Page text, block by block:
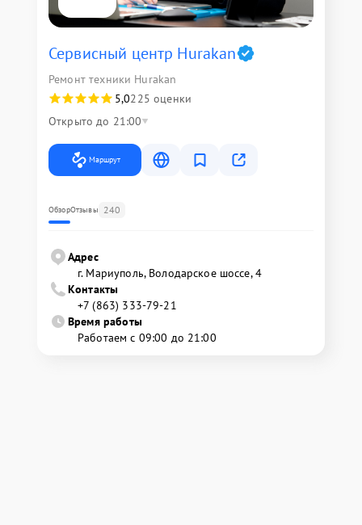
Сервисный центр Hurakan
Ремонт техники Hurakan
5,0225 оценки
Открыто до 21:00
Маршрут
ОбзорОтзывы 240
Адрес
г. Мариуполь, Володарское шоссе, 4
Контакты
+7 (863) 333-79-21
Время работы
Работаем с 09:00 до 21:00